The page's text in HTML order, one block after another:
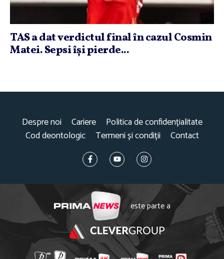
TAS a dat verdictul final în cazul Cosmin
Matei. Sepsi îşi pierde...
Despre noi Cariere
Politica de confidențialitate
Cod deontologic
Termeni și condiții Contact
este parte a